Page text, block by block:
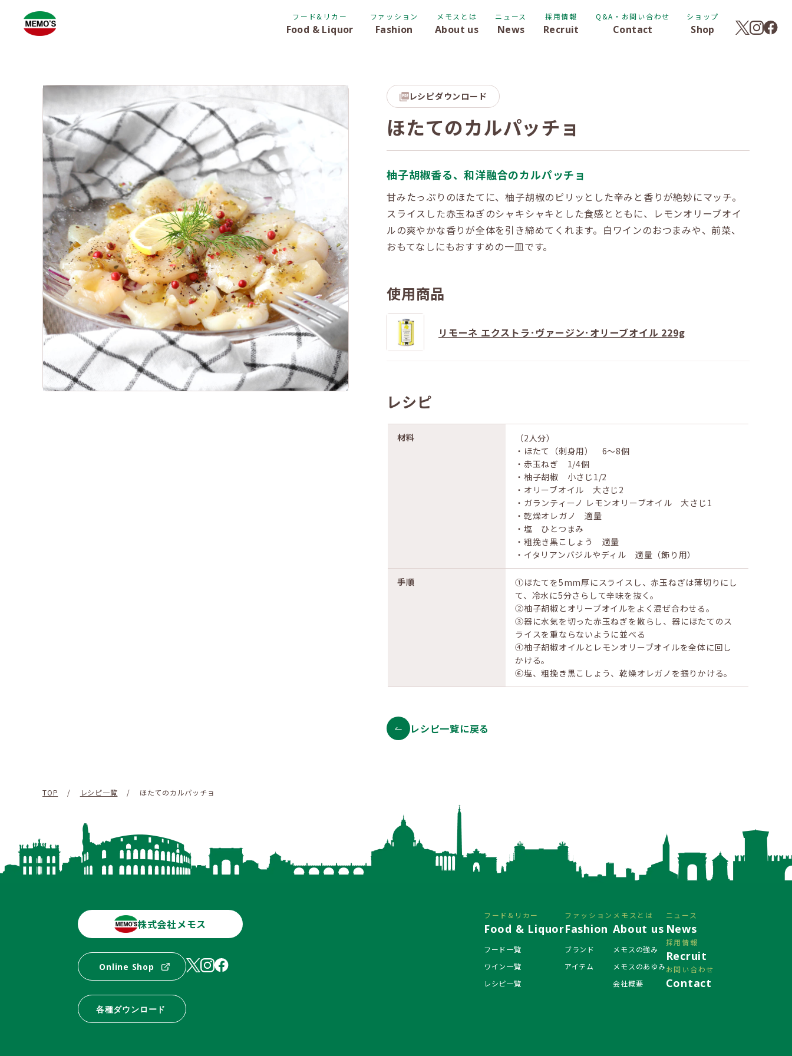
フード&リカー
Food & Liquor
ファッション
Fashion
メモスとは
About us
ニュース
News
採用情報
Recruit
Q&A・お問い合わせ
Contact
ショップ
Shop
レシピダウンロード
ほたてのカルパッチョ
柚子胡椒香る、和洋融合のカルパッチョ
甘みたっぷりのほたてに、柚子胡椒のピリッとした辛みと香りが絶妙にマッチ。
スライスした赤玉ねぎのシャキシャキとした食感とともに、レモンオリーブオイ
ルの爽やかな香りが全体を引き締めてくれます。白ワインのおつまみや、前菜、
おもてなしにもおすすめの一皿です。
使用商品
リモーネ エクストラ･ヴァージン･オリーブオイル 229g
レシピ
材料
（2人分）
・ほたて（刺身用） 6〜8個
・赤玉ねぎ 1/4個
・柚子胡椒 小さじ1/2
・オリーブオイル 大さじ2
・ガランティーノ レモンオリーブオイル 大さじ1
・乾燥オレガノ 適量
・塩 ひとつまみ
・粗挽き黒こしょう 適量
・イタリアンバジルやディル 適量（飾り用）
手順
①ほたてを5mm厚にスライスし、赤玉ねぎは薄切りにし
て、冷水に5分さらして辛味を抜く。
②柚子胡椒とオリーブオイルをよく混ぜ合わせる。
③器に水気を切った赤玉ねぎを散らし、器にほたてのス
ライスを重ならないように並べる
④柚子胡椒オイルとレモンオリーブオイルを全体に回し
かける。
⑥塩、粗挽き黒こしょう、乾燥オレガノを振りかける。
レシピ一覧に戻る
TOP / レシピ一覧 / ほたてのカルパッチョ
株式会社メモス
Online Shop
各種ダウンロード
フード&リカー
Food & Liquor
フード一覧
ワイン一覧
レシピ一覧
ファッション
Fashion
ブランド
アイテム
メモスとは
About us
メモスの強み
メモスのあゆみ
会社概要
ニュース
News
採用情報
Recruit
お問い合わせ
Contact